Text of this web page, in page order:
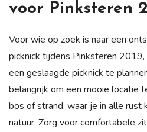
voor Pinksteren
Voor wie op zoek is naar een
picknick tijdens Pinksteren
een geslaagde picknick te
belangrijk om een mooie locatie
bos of strand, waar je in alle rust
natuur. Zorg voor comfortabele